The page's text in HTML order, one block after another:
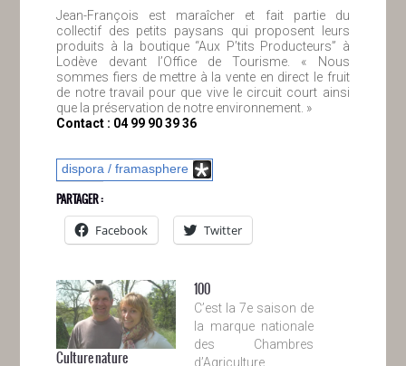
Jean-François est maraîcher et fait partie du
collectif des petits paysans qui proposent leurs
produits à la boutique “Aux P’tits Producteurs” à
Lodève devant l’Office de Tourisme. « Nous
sommes fiers de mettre à la vente en direct le fruit
de notre travail pour que vive le circuit court ainsi
que la préservation de notre environnement. »
Contact : 04 99 90 39 36
dispora / framasphere
PARTAGER :
Facebook
Twitter
Culture nature
100
C’est la 7e saison de
la marque nationale
des Chambres
d’Agriculture